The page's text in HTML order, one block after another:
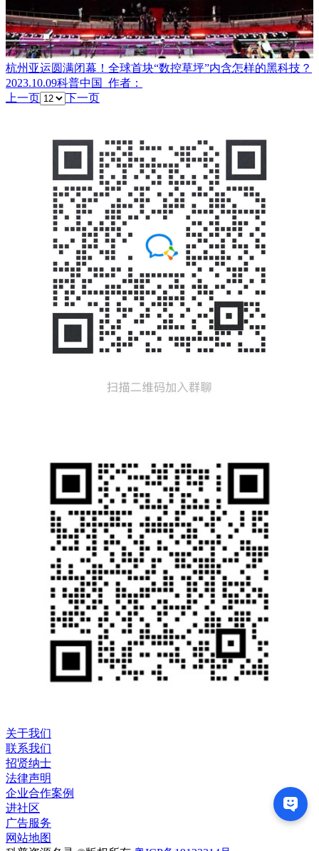
杭州亚运圆满闭幕！全球首块“数控草坪”内含怎样的黑科技？
2023.10.09科普中国 作者：
上一页
下一页
关于我们
联系我们
招贤纳士
法律声明
企业合作案例
进社区
广告服务
网站地图